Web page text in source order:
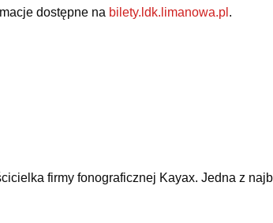
dostępne na bilety.ldk.limanowa.pl .
firmy fonograficznej Kayax. Jedna z